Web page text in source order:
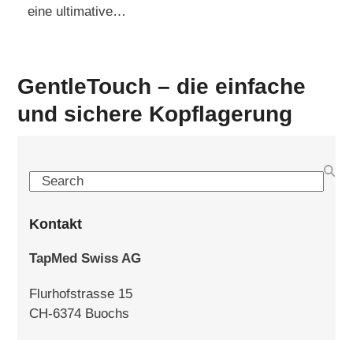
eine ultimative…
GentleTouch – die einfache
und sichere Kopflagerung
Search
Kontakt
TapMed Swiss AG
Flurhofstrasse 15
CH-6374 Buochs